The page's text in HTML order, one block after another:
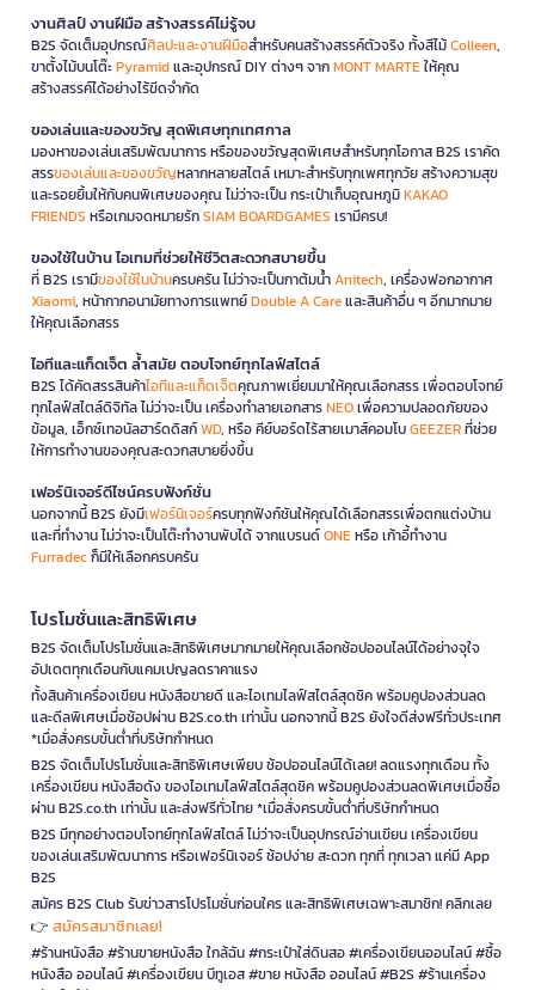
งานศิลป์ งานฝีมือ สร้างสรรค์ไม่รู้จบ
B2S จัดเต็มอุปกรณ์ศิลปะและงานฝีมือสำหรับคนสร้างสรรค์ตัวจริง ทั้งสีไม้Colleen,
ขาตั้งไม้บนโต๊ะPyramidและอุปกรณ์ DIY ต่างๆ จากMONT MARTEให้คุณ
สร้างสรรค์ได้อย่างไร้ขีดจำกัด
ของเล่นและของขวัญ สุดพิเศษทุกเทศกาล
มองหาของเล่นเสริมพัฒนาการ หรือของขวัญสุดพิเศษสำหรับทุกโอกาส B2S เราคัด
สรรของเล่นและของขวัญหลากหลายสไตล์ เหมาะสำหรับทุกเพศทุกวัย สร้างความสุข
และรอยยิ้มให้กับคนพิเศษของคุณ ไม่ว่าจะเป็น กระเป๋าเก็บอุณหภูมิKAKAO
FRIENDS หรือเกมจดหมายรักSIAM BOARDGAMES เรามีครบ!
ของใช้ในบ้าน ไอเทมที่ช่วยให้ชีวิตสะดวกสบายขึ้น
ที่ B2S เรามีของใช้ในบ้านครบครัน ไม่ว่าจะเป็นกาต้มน้ำAnitech, เครื่องฟอกอากาศ
Xiaomi, หน้ากากอนามัยทางการแพทย์Double A Careและสินค้าอื่น ๆ อีกมากมาย
ให้คุณเลือกสรร
ไอทีและแก็ดเจ็ต ล้ำสมัย ตอบโจทย์ทุกไลฟ์สไตล์
B2S ได้คัดสรรสินค้าไอทีและแก็ดเจ็ตคุณภาพเยี่ยมมาให้คุณเลือกสรร เพื่อตอบโจทย์
ทุกไลฟ์สไตล์ดิจิทัล ไม่ว่าจะเป็น เครื่องทำลายเอกสารNEOเพื่อความปลอดภัยของ
ข้อมูล, เอ็กซ์เทอนัลฮาร์ดดิสก์WD, หรือ คีย์บอร์ดไร้สายเมาส์คอมโบGEEZERที่ช่วย
ให้การทำงานของคุณสะดวกสบายยิ่งขึ้น
เฟอร์นิเจอร์ดีไซน์ครบฟังก์ชั่น
นอกจากนี้ B2S ยังมีเฟอร์นิเจอร์ครบทุกฟังก์ชันให้คุณได้เลือกสรรเพื่อตกแต่งบ้าน
และที่ทำงาน ไม่ว่าจะเป็นโต๊ะทำงานพับได้ จากแบรนด์ONEหรือ เก้าอี้ทำงาน
Furradecก็มีให้เลือกครบครัน
โปรโมชั่นและสิทธิพิเศษ
B2S จัดเต็มโปรโมชั่นและสิทธิพิเศษมากมายให้คุณเลือกช้อปออนไลน์ได้อย่างจุใจ
อัปเดตทุกเดือนกับแคมเปญลดราคาแรง
ทั้งสินค้าเครื่องเขียน หนังสือขายดี และไอเทมไลฟ์สไตล์สุดชิค พร้อมคูปองส่วนลด
และดีลพิเศษเมื่อช้อปผ่าน B2S.co.th เท่านั้น นอกจากนี้ B2S ยังใจดีส่งฟรีทั่วประเทศ
*เมื่อสั่งครบขั้นต่ำที่บริษัทกำหนด
B2S จัดเต็มโปรโมชั่นและสิทธิพิเศษเพียบ ช้อปออนไลน์ได้เลย! ลดแรงทุกเดือน ทั้ง
เครื่องเขียน หนังสือดัง ของไอเทมไลฟ์สไตล์สุดชิค พร้อมคูปองส่วนลดพิเศษเมื่อซื้อ
ผ่าน B2S.co.th เท่านั้น และส่งฟรีทั่วไทย *เมื่อสั่งครบขั้นต่ำที่บริษัทกำหนด
B2S มีทุกอย่างตอบโจทย์ทุกไลฟ์สไตล์ ไม่ว่าจะเป็นอุปกรณ์อ่านเขียน เครื่องเขียน
ของเล่นเสริมพัฒนาการ หรือเฟอร์นิเจอร์ ช้อปง่าย สะดวก ทุกที่ ทุกเวลา แค่มี App
B2S
สมัคร B2S Club รับข่าวสารโปรโมชั่นก่อนใคร และสิทธิพิเศษเฉพาะสมาชิก! คลิกเลย
👉 สมัครสมาชิกเลย!
#ร้านหนังสือ #ร้านขายหนังสือ ใกล้ฉัน #กระเป๋าใส่ดินสอ #เครื่องเขียนออนไลน์ #ซื้อ
หนังสือ ออนไลน์ #เครื่องเขียน บีทูเอส #ขาย หนังสือ ออนไลน์ #B2S #ร้านเครื่อง